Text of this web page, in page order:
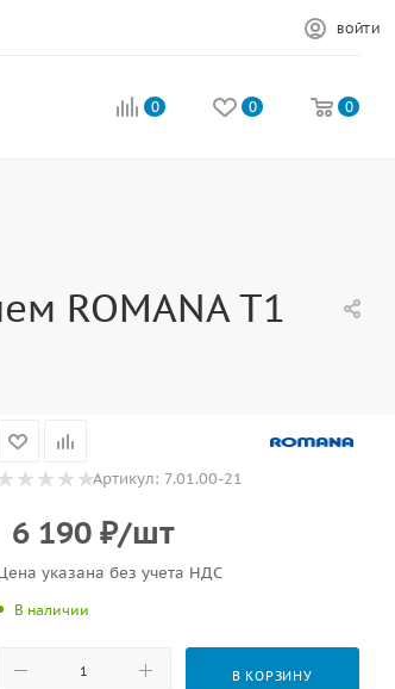
ВОЙТИ
0 0 0
ROMANA T1
Артикул: 7.01.00-21
6 190 ₽/шт
указана без учета НДС
В наличии
В КОРЗИНУ